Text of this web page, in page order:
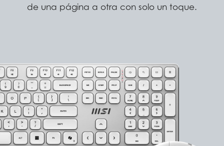
de una página a otra con solo un toque.